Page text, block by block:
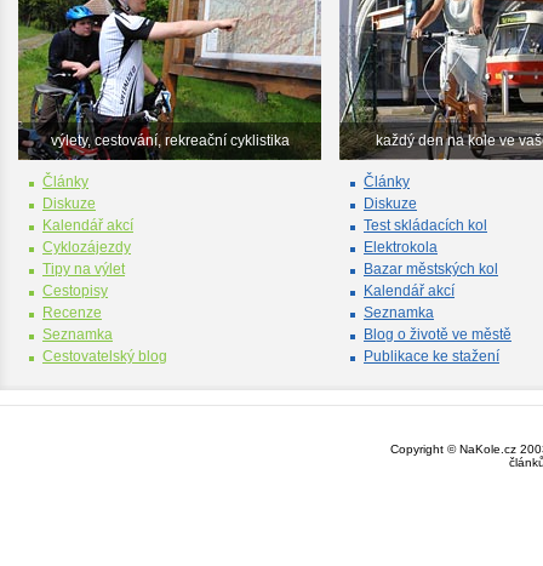
výlety, cestování, rekreační cyklistika
Články
Diskuze
Kalendář akcí
Cyklozájezdy
Tipy na výlet
Cestopisy
Recenze
Seznamka
Cestovatelský blog
každý den na kole ve
Články
Diskuze
Test skládacích kol
Elektrokola
Bazar městských kol
Kalendář akcí
Seznamka
Blog o životě ve městě
Publikace ke stažení
Copyright © NaKole.cz